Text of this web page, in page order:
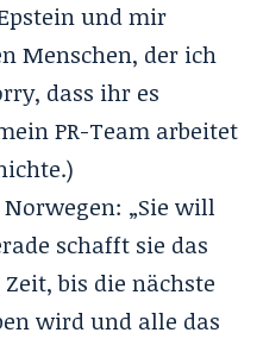
und mir
Menschen, der ich
dass ihr es
PR-Team arbeitet
„Sie will
schafft sie das
bis die nächste
wird und alle das